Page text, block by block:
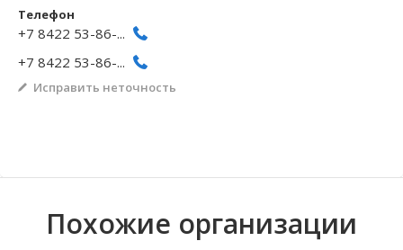
Волгоградская область
Кировоградская область
Восточно-Казахстанская область
Архангельское
Телефон
+7 8422 53-86-...
+7 8422 53-86-...
Исправить неточность
Похожие организации